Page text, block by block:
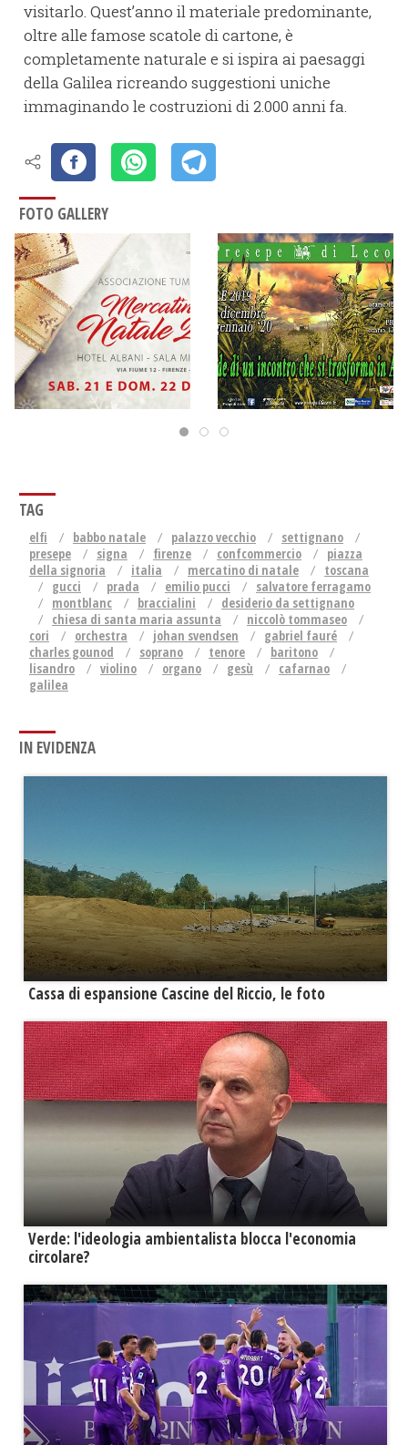
visitarlo. Quest’anno il materiale predominante,
oltre alle famose scatole di cartone, è
completamente naturale e si ispira ai paesaggi
della Galilea ricreando suggestioni uniche
immaginando le costruzioni di 2.000 anni fa.
FOTO GALLERY
TAG
elfi babbo natale palazzo vecchio
settignano
presepe
signa firenze confcommercio
piazza
della signoria
italia mercatino di natale
toscana
gucci
prada emilio pucci
salvatore ferragamo
montblanc
braccialini
desiderio da settignano
chiesa di santa maria assunta
niccolò tommaseo
cori
orchestra johan svendsen
gabriel fauré
charles gounod
soprano tenore
baritono
lisandro
violino organo gesù
cafarnao
galilea
IN EVIDENZA
Cassa di espansione Cascine del Riccio, le foto
Verde: l'ideologia ambientalista blocca l'economia
circolare?